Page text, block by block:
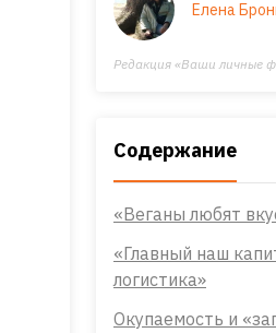
Елена
Редакция «Ваши личные
Содержание
«Веганы любят
«Главный наш
логистика»
Окупаемость и